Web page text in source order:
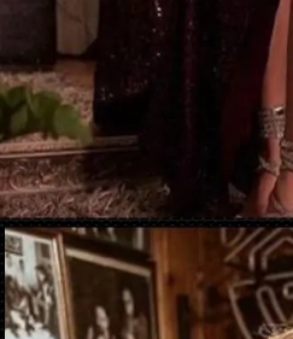
Apertura in corso